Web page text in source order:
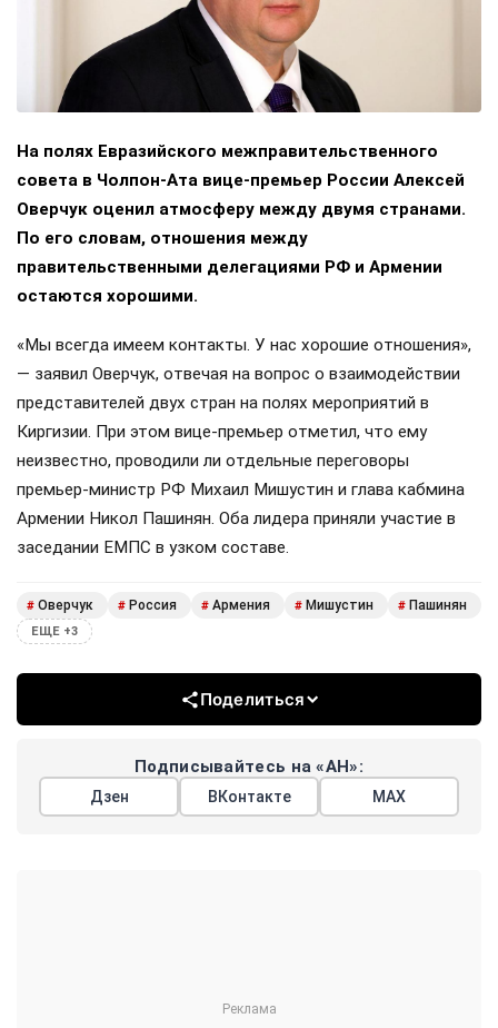
На полях Евразийского межправительственного
совета в Чолпон-Ата вице-премьер России Алексей
Оверчук оценил атмосферу между двумя странами.
По его словам, отношения между
правительственными делегациями РФ и Армении
остаются хорошими.
«Мы всегда имеем контакты. У нас хорошие отношения»,
— заявил Оверчук, отвечая на вопрос о взаимодействии
представителей двух стран на полях мероприятий в
Киргизии. При этом вице-премьер отметил, что ему
неизвестно, проводили ли отдельные переговоры
премьер-министр РФ Михаил Мишустин и глава кабмина
Армении Никол Пашинян. Оба лидера приняли участие в
заседании ЕМПС в узком составе.
# Оверчук # Россия # Армения # Мишустин # Пашинян
ЕЩЕ +3
Поделиться
Подписывайтесь на «АН»:
Дзен ВКонтакте МАХ